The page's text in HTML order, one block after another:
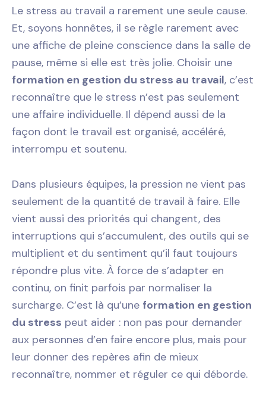
Le stress au travail a rarement une seule cause.
Et, soyons honnêtes, il se règle rarement avec
une affiche de pleine conscience dans la salle de
pause, même si elle est très jolie. Choisir une
formation en gestion du stress au travail, c’est
reconnaître que le stress n’est pas seulement
une affaire individuelle. Il dépend aussi de la
façon dont le travail est organisé, accéléré,
interrompu et soutenu.
Dans plusieurs équipes, la pression ne vient pas
seulement de la quantité de travail à faire. Elle
vient aussi des priorités qui changent, des
interruptions qui s’accumulent, des outils qui se
multiplient et du sentiment qu’il faut toujours
répondre plus vite. À force de s’adapter en
continu, on finit parfois par normaliser la
surcharge. C’est là qu’une formation en gestion
du stress peut aider : non pas pour demander
aux personnes d’en faire encore plus, mais pour
leur donner des repères afin de mieux
reconnaître, nommer et réguler ce qui déborde.